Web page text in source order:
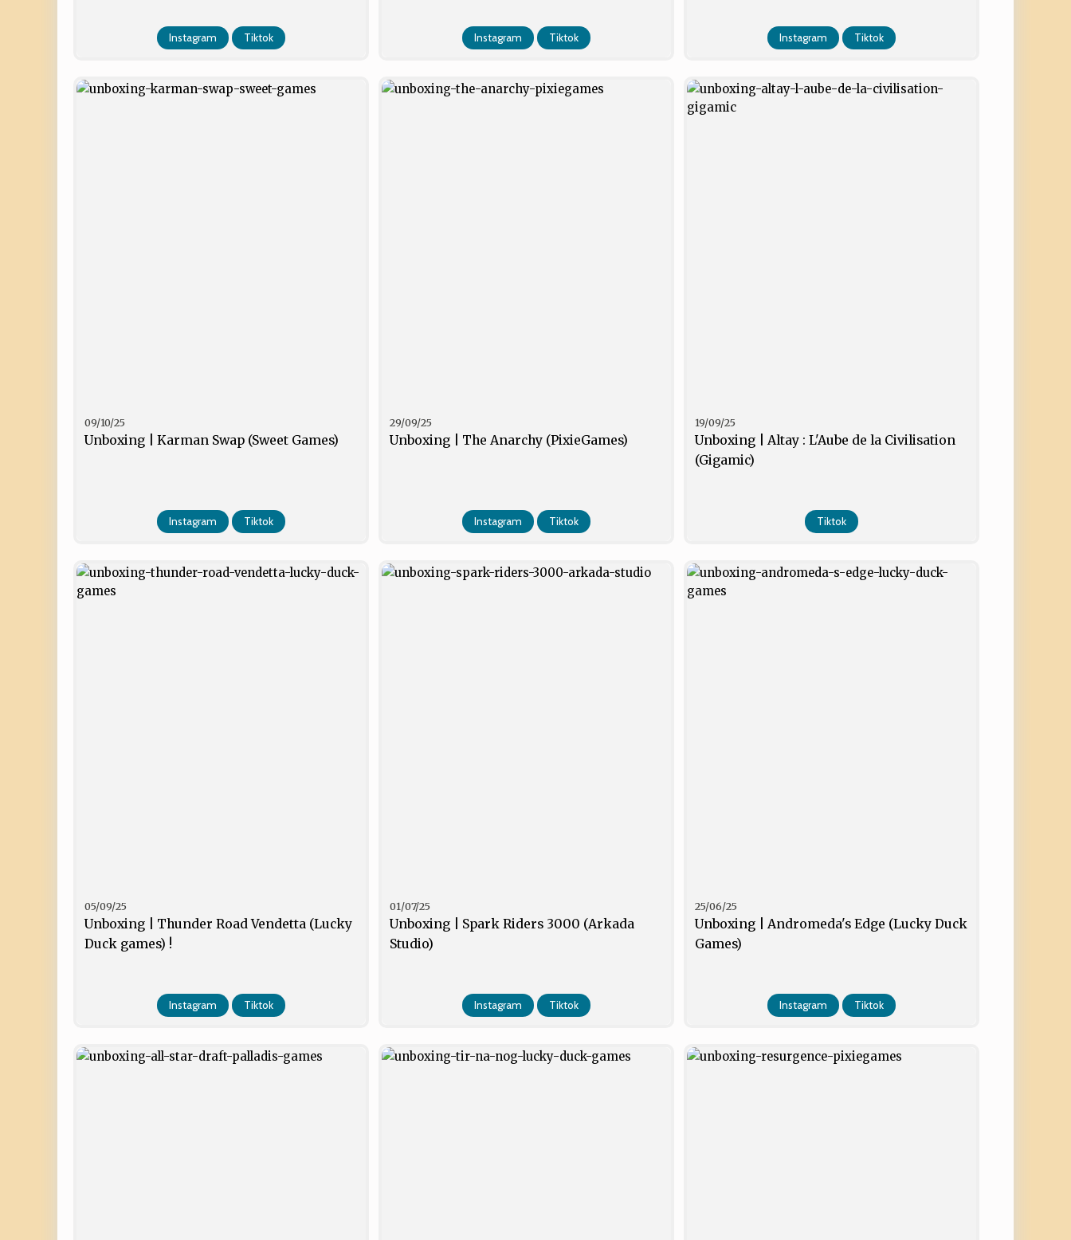
Instagram Tiktok Instagram Tiktok Instagram Tiktok
09/10/25
Unboxing | Karman Swap (Sweet Games)
Instagram Tiktok
29/09/25
Unboxing | The Anarchy (PixieGames)
Instagram Tiktok
19/09/25
Unboxing | Altay : L'Aube de la Civilisation
(Gigamic)
Tiktok
05/09/25
Unboxing | Thunder Road Vendetta (Lucky
Duck games) !
Instagram Tiktok
01/07/25
Unboxing | Spark Riders 3000 (Arkada
Studio)
Instagram Tiktok
25/06/25
Unboxing | Andromeda's Edge (Lucky Duck
Games)
Instagram Tiktok